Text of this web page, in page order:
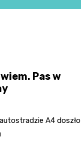
Stacja paliw
Restauracja
Pas w
A4 doszło